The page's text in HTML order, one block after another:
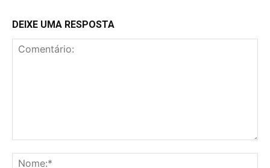
DEIXE UMA RESPOSTA